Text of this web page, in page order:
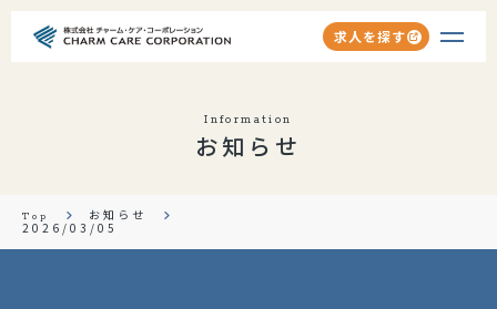
求人を探す
ホーム紹介
Information
お知らせ
Top
お知らせ
2026/03/05